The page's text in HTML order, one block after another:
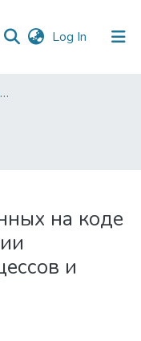
Log In (current)
Факультет інженерно-технологічний
на коде
и